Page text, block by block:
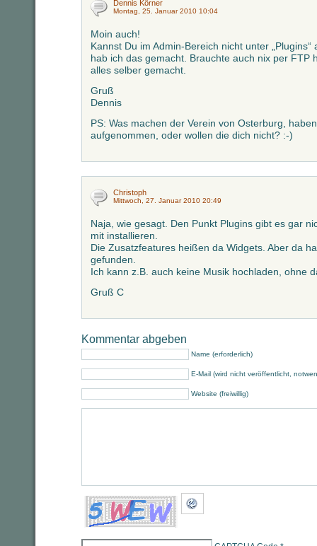
Dennis Körner
Montag, 25. Januar 2010 10:04
Moin auch!
Kannst Du im Admin-Bereich nicht unter „Plugins“
hab ich das gemacht. Brauchte auch nix per FTP
alles selber gemacht.
Gruß
Dennis
PS: Was machen der Verein von Osterburg,
aufgenommen, oder wollen die dich nicht? :-)
Christoph
Mittwoch, 27. Januar 2010 20:49
Naja, wie gesagt. Den Punkt Plugins gibt es gar
mit installieren.
Die Zusatzfeatures heißen da Widgets. Aber da
gefunden.
Ich kann z.B. auch keine Musik hochladen, ohne
Gruß C
Kommentar abgeben
Name (erforderlich)
E-Mail (wird nicht veröffentlicht,
Website (freiwillig)